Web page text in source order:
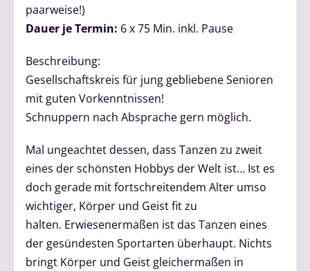
paarweise!)
Dauer je Termin: 6 x 75 Min. inkl. Pause
Beschreibung:
Gesellschaftskreis für jung gebliebene Senioren
mit guten Vorkenntnissen!
Schnuppern nach Absprache gern möglich.
Mal ungeachtet dessen, dass Tanzen zu zweit
eines der schönsten Hobbys der Welt ist… Ist es
doch gerade mit fortschreitendem Alter umso
wichtiger, Körper und Geist fit zu
halten. Erwiesenermaßen ist das Tanzen eines
der gesündesten Sportarten überhaupt. Nichts
bringt Körper und Geist gleichermaßen in